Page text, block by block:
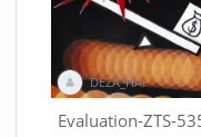
DEZA_HAF
05:33 duration